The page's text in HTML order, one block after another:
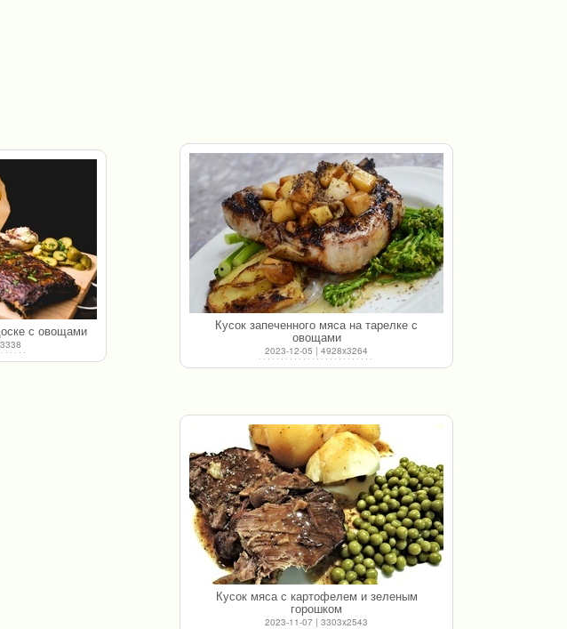
с овощами Кусок запеченного мяса на тарелке с
овощами
2023-12-05 | 4928x3264
Кусок мяса с картофелем и зеленым
горошком
2023-11-07 | 3303x2543